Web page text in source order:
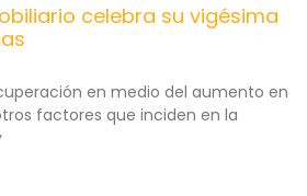
celebra su vigésima
en medio del aumento en
factores que inciden en la